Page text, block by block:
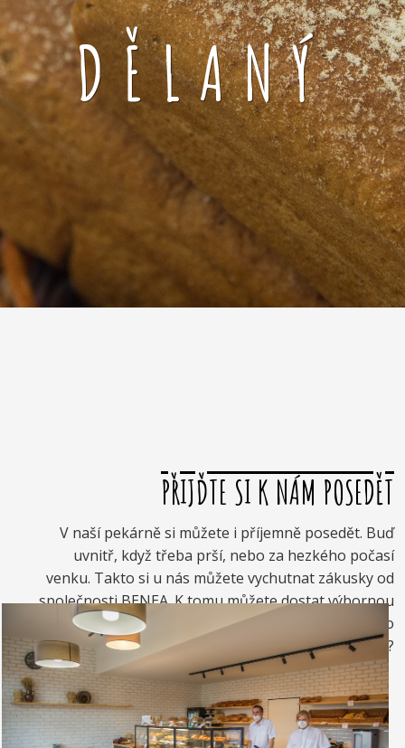
DĚLANÝ
PŘIJĎTE SI K NÁM POSEDĚT
V naší pekárně si můžete i příjemně posedět. Buď
uvnitř, když třeba prší, nebo za hezkého počasí
venku. Takto si u nás můžete vychutnat zákusky od
společnosti BENEA. K tomu můžete dostat výbornou
kávou. Nebo si raději dáte zrmzlinový pohár nebo
vynikající točenou zmrzlinu?